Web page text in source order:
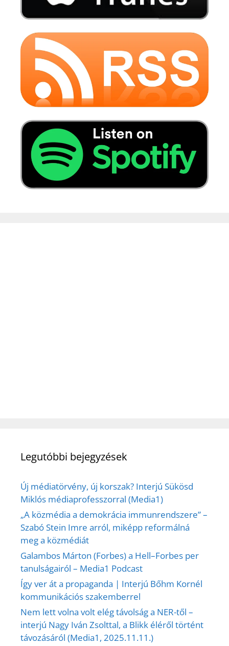
Legutóbbi bejegyzések
Új médiatörvény, új korszak? Interjú Sükösd
Miklós médiaprofesszorral (Media1)
„A közmédia a demokrácia immunrendszere” –
Szabó Stein Imre arról, miképp reformálná
meg a közmédiát
Galambos Márton (Forbes) a Hell–Forbes per
tanulságairól – Media1 Podcast
Így ver át a propaganda | Interjú Bőhm Kornél
kommunikációs szakemberrel
Nem lett volna volt elég távolság a NER-től –
interjú Nagy Iván Zsolttal, a Blikk éléről történt
távozásáról (Media1, 2025.11.11.)